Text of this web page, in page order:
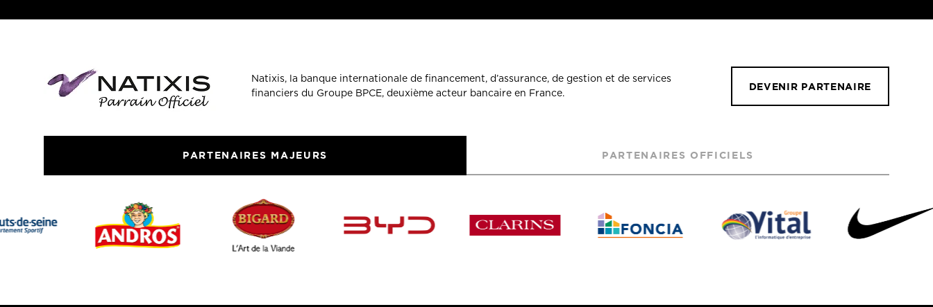
Natixis, la banque internationale de financement, d’assurance, de gestion et de services
financiers du Groupe BPCE, deuxième acteur bancaire en France.
DEVENIR PARTENAIRE
PARTENAIRES MAJEURS PARTENAIRES OFFICIELS